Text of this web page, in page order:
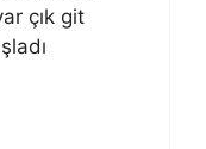
çık git